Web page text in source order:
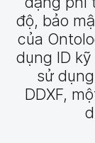
độ, bảo
của
dụng ID
sử
DDXF,